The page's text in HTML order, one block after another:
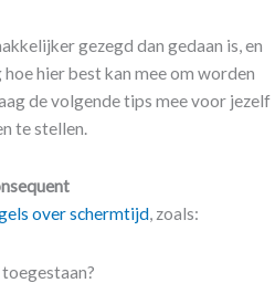
gezegd dan gedaan is, en
hier best kan mee om worden
de volgende tips mee voor jezelf
te stellen.
over schermtijd, zoals: